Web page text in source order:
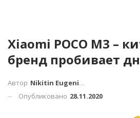
Xiaomi POCO M3 –
бренд пробивает
Автор Nikitin Eugenius
Опубликовано 28.11.2020